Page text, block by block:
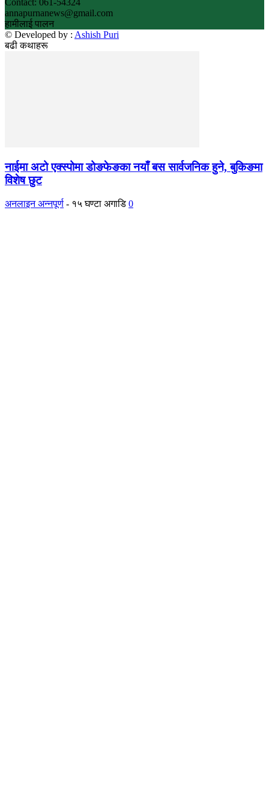
annapurnanews@gmail.com
हामीलाई पालन
© Developed by : Ashish Puri
बढी कथाहरू
नाईमा अटो एक्स्पोमा डोङफेङका नयाँ बस सार्वजनिक हुने, बुकिङमा
विशेष छुट
अनलाइन अन्नपूर्ण - १५ घण्टा अगाडि 0